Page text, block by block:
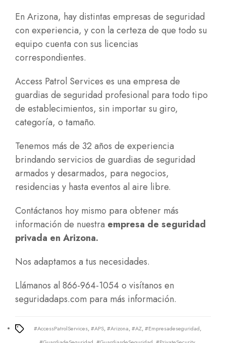
En Arizona, hay distintas empresas de seguridad
con experiencia, y con la certeza de que todo su
equipo cuenta con sus licencias
correspondientes.
Access Patrol Services es una empresa de
guardias de seguridad profesional para todo tipo
de establecimientos, sin importar su giro,
categoría, o tamaño.
Tenemos más de 32 años de experiencia
brindando servicios de guardias de seguridad
armados y desarmados, para negocios,
residencias y hasta eventos al aire libre.
Contáctanos hoy mismo para obtener más
información de nuestra empresa de seguridad
privada en Arizona.
Nos adaptamos a tus necesidades.
Llámanos al 866-964-1054 o visítanos en
seguridadaps.com para más información.
Tags
#AccessPatrolServices,#APS,#Arizona,#AZ,#Empresadeseguridad,